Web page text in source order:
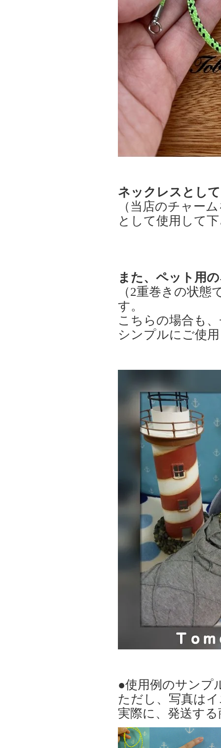
ネックレスとし
（当店のチャー
として使用して
また、ペット用
（2重巻きの状
す。
こちらの場合も
シンプルにご使
●使用例のサンプ
ただし、写真は
実際に、発送す